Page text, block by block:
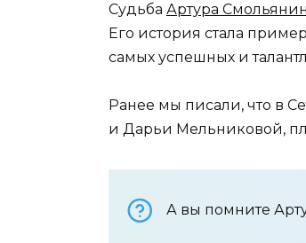
Судьба Артура
Его история стала
самых успешных и
Ранее мы писали, что в
и Дарьи Мельниковой,
А вы помните